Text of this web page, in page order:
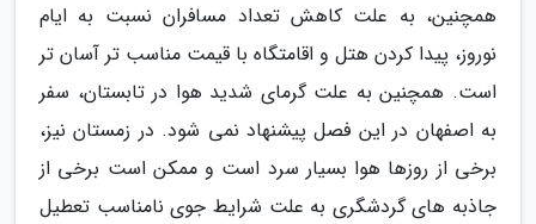
همچنین، به علت کاهش تعداد مسافران نسبت به ایام
نوروز، پیدا کردن هتل و اقامتگاه با قیمت مناسب تر آسان تر
است. همچنین به علت گرمای شدید هوا در تابستان، سفر
به اصفهان در این فصل پیشنهاد نمی شود. در زمستان نیز،
برخی از روزها هوا بسیار سرد است و ممکن است برخی از
جاذبه های گردشگری به علت شرایط جوی نامناسب تعطیل